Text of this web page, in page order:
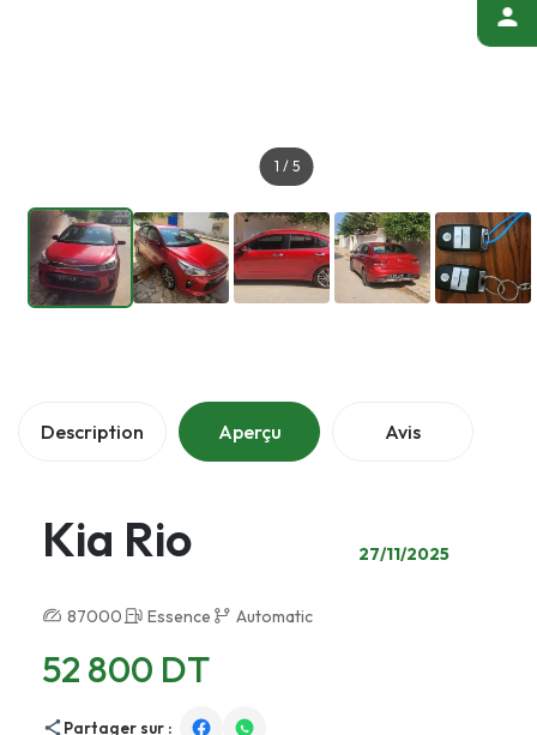
1 / 5
Description Aperçu Avis
Kia Rio 27/11/2025
87000 Essence Automatic
52 800 DT
Partager sur :